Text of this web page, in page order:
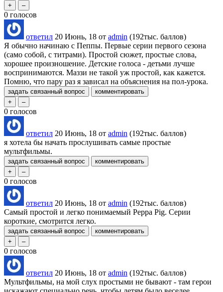
0 голосов
ответил 20 Июнь, 18 от admin (192тыс. баллов)
Я обычно начинаю с Пеппы. Первые серии первого сезона
(само собой, с титрами). Простой сюжет, простые слова,
хорошее произношение. Детские голоса - детьми лучше
воспринимаются. Маззи не такой уж простой, как кажется.
Помню, что пару раз я зависал на объяснения на пол-урока.
0 голосов
ответил 20 Июнь, 18 от admin (192тыс. баллов)
я хотела бы начать прослушивать самые простые
мультфильмы.
0 голосов
ответил 20 Июнь, 18 от admin (192тыс. баллов)
Самый простой и легко понимаемый Peppa Pig. Серии
короткие, смотрится легко.
0 голосов
ответил 20 Июнь, 18 от admin (192тыс. баллов)
Мультфильмы, на мой слух простыми не бывают - там герои